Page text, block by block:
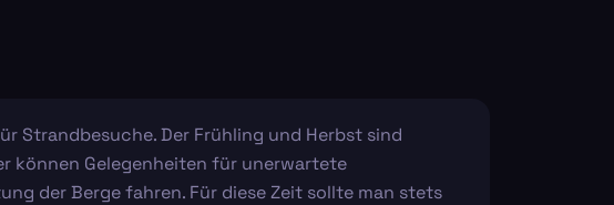
Strandbesuche. Der Frühling und Herbst sind
können Gelegenheiten für unerwartete
der Berge fahren. Für diese Zeit sollte man stets